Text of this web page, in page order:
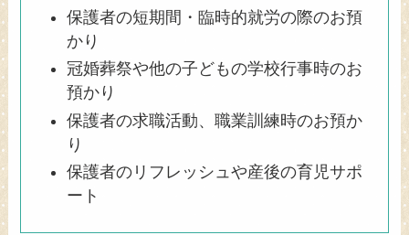
保護者の短期間・臨時的就労の際のお預
かり
冠婚葬祭や他の子どもの学校行事時のお
預かり
保護者の求職活動、職業訓練時のお預か
り
保護者のリフレッシュや産後の育児サポ
ート